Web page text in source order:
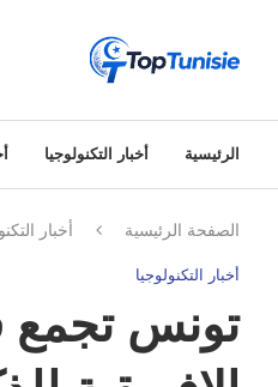
الرئيسية أخبار التكنولوجيا
الصفحة الرئيسية أخبار
أخبار التكنولوجيا
تونس تجمع